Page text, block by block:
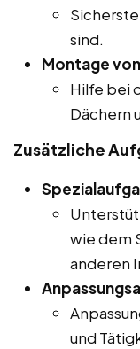
sind.
Montage
Hilfe bei
Dächern
Zusätzliche
wie dem
anderen
und